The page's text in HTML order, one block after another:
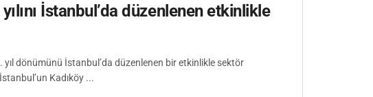
İstanbul’da düzenlenen etkinlikle
dönümünü İstanbul’da düzenlenen bir etkinlikle sektör
Kadıköy ...